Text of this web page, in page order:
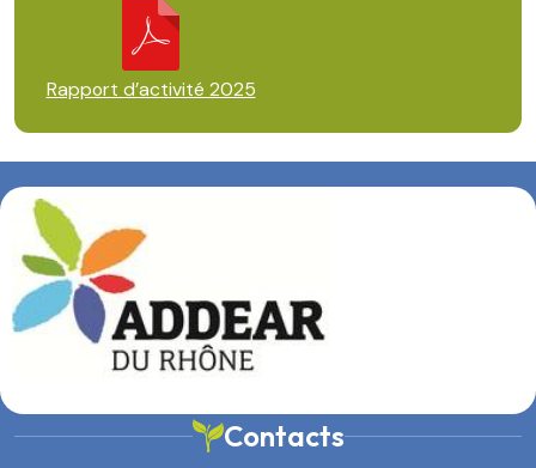
Rapport d’activité 2025
Contacts